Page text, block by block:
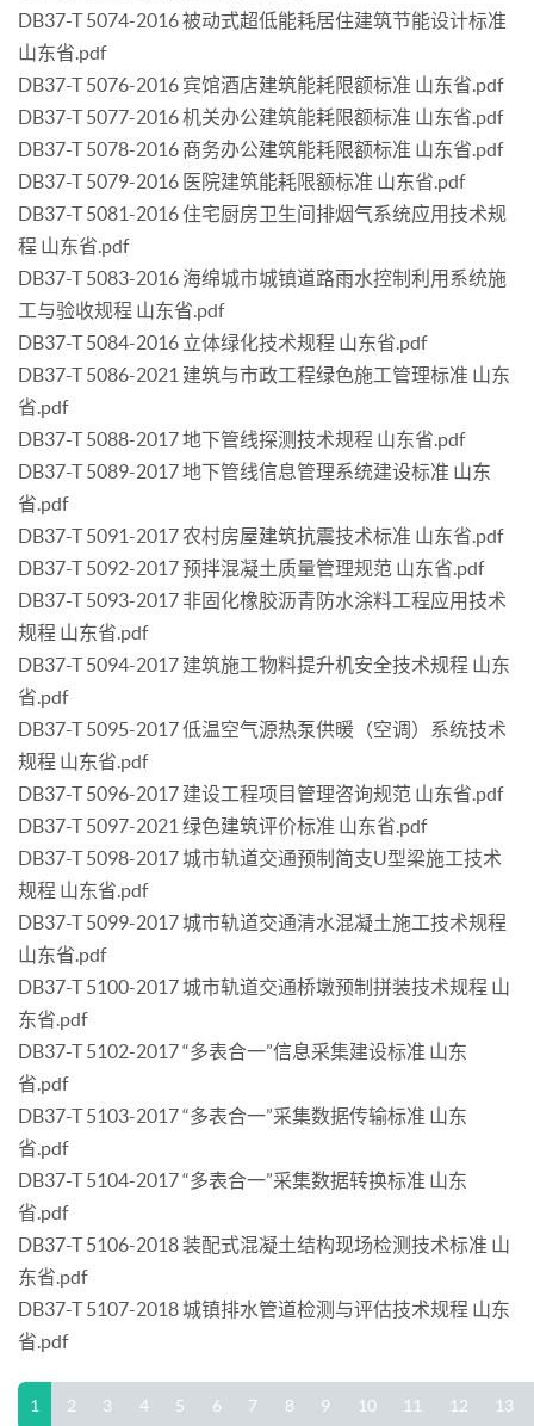
DB37-T 5074-2016 被动式超低能耗居住建筑节能设计标准
山东省.pdf
DB37-T 5076-2016 宾馆酒店建筑能耗限额标准 山东省.pdf
DB37-T 5077-2016 机关办公建筑能耗限额标准 山东省.pdf
DB37-T 5078-2016 商务办公建筑能耗限额标准 山东省.pdf
DB37-T 5079-2016 医院建筑能耗限额标准 山东省.pdf
DB37-T 5081-2016 住宅厨房卫生间排烟气系统应用技术规
程 山东省.pdf
DB37-T 5083-2016 海绵城市城镇道路雨水控制利用系统施
工与验收规程 山东省.pdf
DB37-T 5084-2016 立体绿化技术规程 山东省.pdf
DB37-T 5086-2021 建筑与市政工程绿色施工管理标准 山东
省.pdf
DB37-T 5088-2017 地下管线探测技术规程 山东省.pdf
DB37-T 5089-2017 地下管线信息管理系统建设标准 山东
省.pdf
DB37-T 5091-2017 农村房屋建筑抗震技术标准 山东省.pdf
DB37-T 5092-2017 预拌混凝土质量管理规范 山东省.pdf
DB37-T 5093-2017 非固化橡胶沥青防水涂料工程应用技术
规程 山东省.pdf
DB37-T 5094-2017 建筑施工物料提升机安全技术规程 山东
省.pdf
DB37-T 5095-2017 低温空气源热泵供暖（空调）系统技术
规程 山东省.pdf
DB37-T 5096-2017 建设工程项目管理咨询规范 山东省.pdf
DB37-T 5097-2021 绿色建筑评价标准 山东省.pdf
DB37-T 5098-2017 城市轨道交通预制简支U型梁施工技术
规程 山东省.pdf
DB37-T 5099-2017 城市轨道交通清水混凝土施工技术规程
山东省.pdf
DB37-T 5100-2017 城市轨道交通桥墩预制拼装技术规程 山
东省.pdf
DB37-T 5102-2017 “多表合一”信息采集建设标准 山东
省.pdf
DB37-T 5103-2017 “多表合一”采集数据传输标准 山东
省.pdf
DB37-T 5104-2017 “多表合一”采集数据转换标准 山东
省.pdf
DB37-T 5106-2018 装配式混凝土结构现场检测技术标准 山
东省.pdf
DB37-T 5107-2018 城镇排水管道检测与评估技术规程 山东
省.pdf
1 2 3 4 5 6 7 8 9 10 11 12 13